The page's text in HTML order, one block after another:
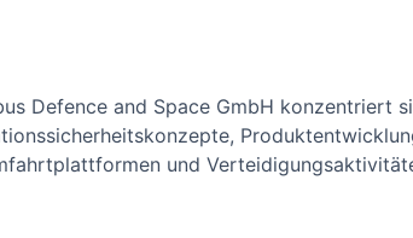
Defence and Space GmbH konzentriert
und